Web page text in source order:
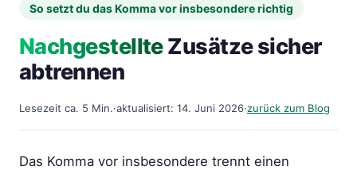
So setzt du das Komma vor insbesondere richtig
NachgestellteZusätze sicher
abtrennen
Lesezeit ca. 5 Min.·aktualisiert: 14. Juni 2026·zurück zum Blog
Das Komma vor insbesondere trennt einen